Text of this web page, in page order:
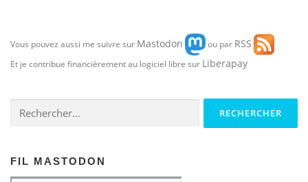
Vous pouvez aussi me suivre sur Mastodon ou par RSS
Et je contribue financièrement au logiciel libre sur Liberapay
FIL MASTODON